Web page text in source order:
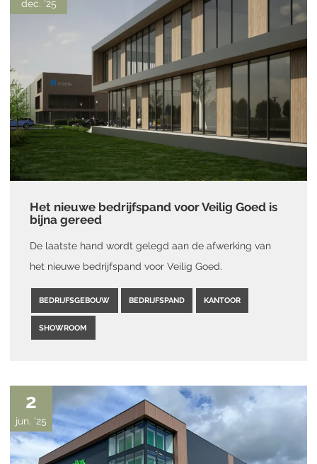
dec. '25
Het nieuwe bedrijfspand voor Veilig Goed is
bijna gereed
De laatste hand wordt gelegd aan de afwerking van
het nieuwe bedrijfspand voor Veilig Goed.
BEDRIJFSGEBOUW BEDRIJFSPAND KANTOOR
SHOWROOM
2
jun. '25